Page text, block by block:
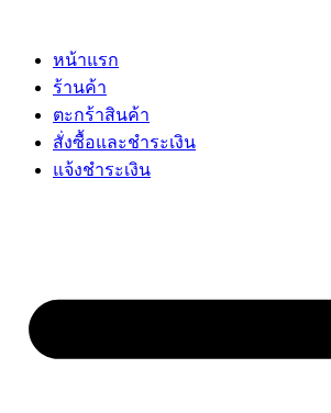
contentหน้าแรก
ร้านค้า
ตะกร้าสินค้า
สั่งซื้อและชำระเงิน
แจ้งชำระเงิน